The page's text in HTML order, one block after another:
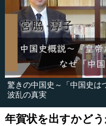
驚きの中国史～「中国史は
波乱の真実
年賀状を出すかど